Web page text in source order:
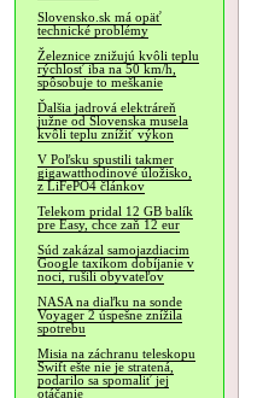
Slovensko.sk má opäť
technické problémy
Železnice znižujú kvôli teplu
rýchlosť iba na 50 km/h,
spôsobuje to meškanie
Ďalšia jadrová elektráreň
južne od Slovenska musela
kvôli teplu znížiť výkon
V Poľsku spustili takmer
gigawatthodinové úložisko,
z LiFePO4 článkov
Telekom pridal 12 GB balík
pre Easy, chce zaň 12 eur
Súd zakázal samojazdiacim
Google taxíkom dobíjanie v
noci, rušili obyvateľov
NASA na diaľku na sonde
Voyager 2 úspešne znížila
spotrebu
Misia na záchranu teleskopu
Swift ešte nie je stratená,
podarilo sa spomaliť jej
otáčanie